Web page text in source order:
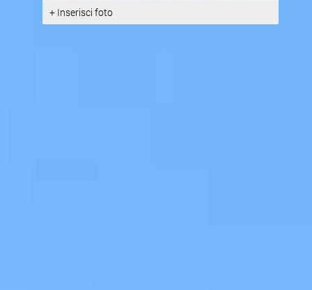
+ Inserisci foto